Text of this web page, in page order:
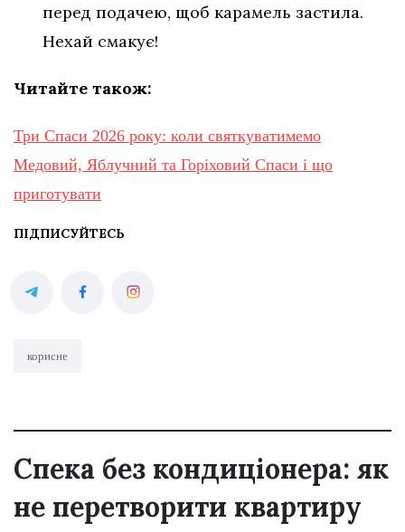
перед подачею, щоб карамель застила.
Нехай смакує!
Читайте також:
Три Спаси 2026 року: коли святкуватимемо
Медовий, Яблучний та Горіховий Спаси і що
приготувати
ПІДПИСУЙТЕСЬ
корисне
Спека без кондиціонера: як
не перетворити квартиру